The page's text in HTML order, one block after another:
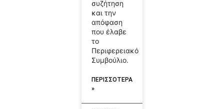
συζήτηση
και την
απόφαση
που έλαβε
το
Περιφερειακό
Συμβούλιο.
ΠΕΡΙΣΣΟΤΕΡΑ
»